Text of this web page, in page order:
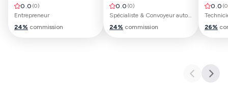
0.0 (0)
Entrepreneur
24% commission
0.0 (0)
Spécialiste & Convoyeur automobile
24% commission
0.0 (0
26%